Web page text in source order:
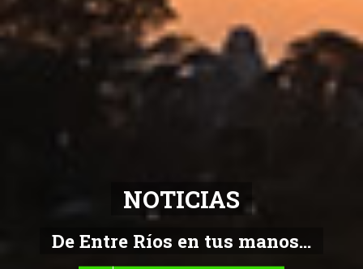
NOTICIAS
De Entre Ríos en tus manos...